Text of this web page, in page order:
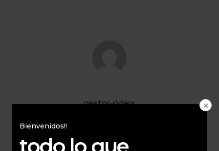
gestor-riders
Bienvenidos!!
todo lo que